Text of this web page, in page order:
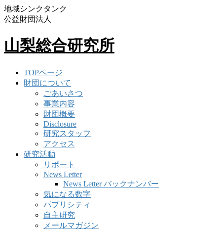
地域シンクタンク
公益財団法人
山梨総合研究所
TOPページ
財団について
ごあいさつ
事業内容
財団概要
Disclosure
研究スタッフ
アクセス
研究活動
リポート
News Letter
News Letter バックナンバー
気になる数字
パブリシティ
自主研究
メールマガジン